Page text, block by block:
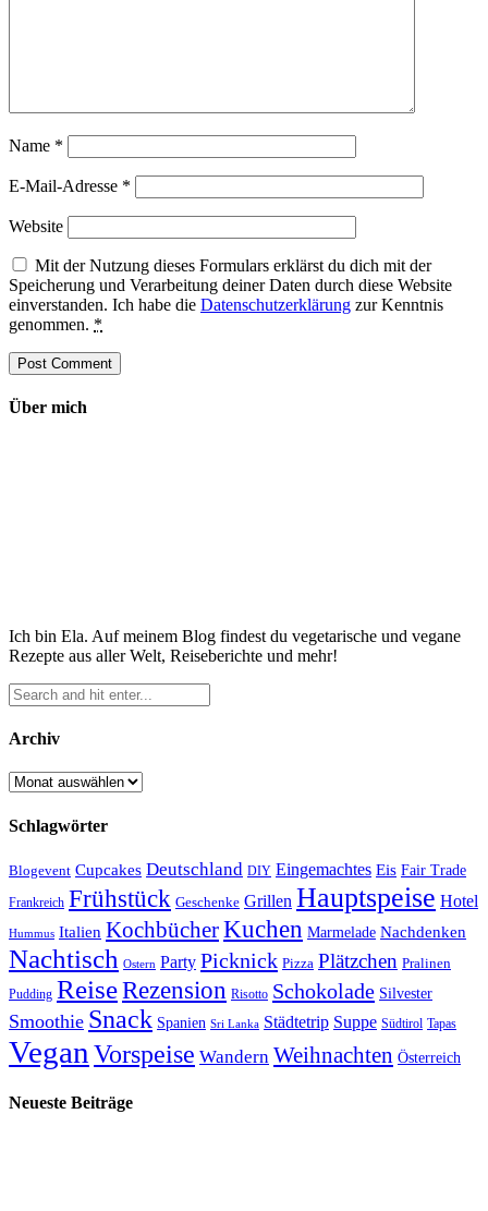
Name *
E-Mail-Adresse *
Website
Mit der Nutzung dieses Formulars erklärst du dich mit der
Speicherung und Verarbeitung deiner Daten durch diese Website
einverstanden. Ich habe die Datenschutzerklärung zur Kenntnis
genommen. *
Über mich
Ich bin Ela. Auf meinem Blog findest du vegetarische und vegane
Rezepte aus aller Welt, Reiseberichte und mehr!
Archiv
Archiv
Schlagwörter
Blogevent Cupcakes Deutschland DIY Eingemachtes Eis Fair Trade
Frankreich Frühstück Geschenke Grillen Hauptspeise Hotel
Hummus Italien KochbücherKuchen Marmelade Nachdenken
Nachtisch Ostern Party Picknick Pizza Plätzchen Pralinen
Pudding ReiseRezension Risotto Schokolade Silvester
Smoothie Snack Spanien Sri Lanka Städtetrip Suppe Südtirol Tapas
Vegan Vorspeise Wandern Weihnachten Österreich
Neueste Beiträge